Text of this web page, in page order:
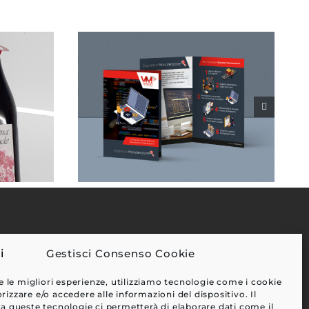
Gestisci Consenso Cookie
le migliori esperienze, utilizziamo tecnologie come i cookie
e/o accedere alle informazioni del dispositivo. Il
queste tecnologie ci permetterà di elaborare dati come il
CLIENTI